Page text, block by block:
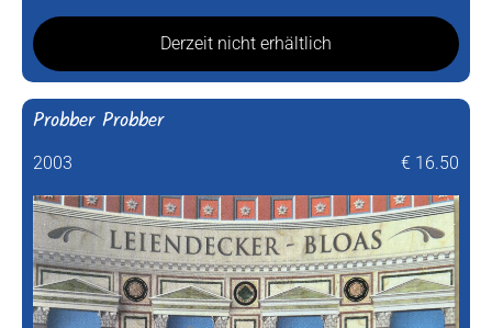
Derzeit nicht erhältlich
Probber Probber
2003 € 16.50